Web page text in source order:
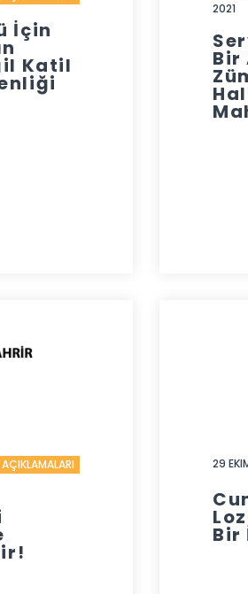
İçin
Katil
2021
Bir
29
Bir